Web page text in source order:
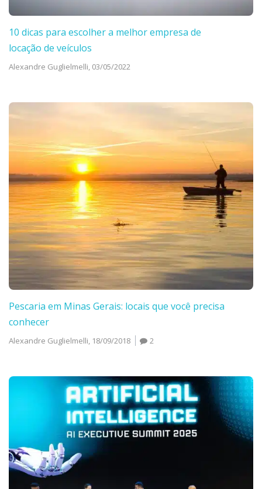
10 dicas para escolher a melhor empresa de
locação de veículos
Alexandre Guglielmelli, 03/05/2022
Pescaria em Minas Gerais: locais que você precisa
conhecer
Alexandre Guglielmelli, 18/09/2018 2